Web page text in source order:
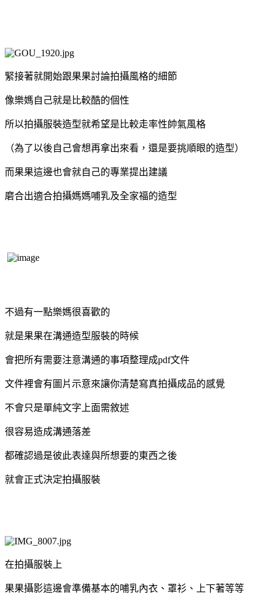
緊接著就開始跟果果討論拍攝風格的細節
像樂媽自己就是比較酷的個性
所以拍攝服裝造型就希望是比較走率性帥氣風格
（為了以後自己會想再拿出來看，還是要挑順眼的造型）
而果果這邊也會就自己的專業提出建議
磨合出適合拍攝媽媽哺乳及全家福的造型
不過有一點樂媽很喜歡的
就是果果在溝通造型服裝的時候
會把所有需要注意溝通的事項整理成pdf文件
文件裡會有圖片示意來讓你清楚寫真拍攝成品的感覺
不會只是單純文字上面需敘述
很容易造成溝通落差
都確認過是彼此表達與所想要的東西之後
就會正式決定拍攝服裝
在拍攝服裝上
果果攝影這邊會準備基本的哺乳內衣、罩衫、上下著等等